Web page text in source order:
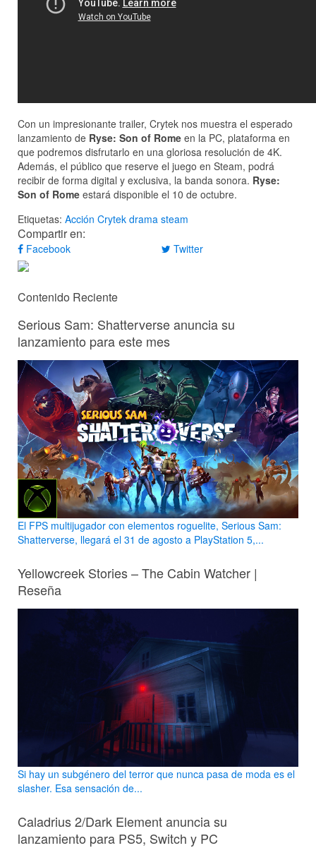
Con un impresionante trailer, Crytek nos muestra el esperado
lanzamiento de Ryse: Son of Rome en la PC, plataforma en
que podremos disfrutarlo en una gloriosa resolución de 4K.
Además, el público que reserve el juego en Steam, podrá
recibir de forma digital y exclusiva, la banda sonora. Ryse:
Son of Rome estará disponible el 10 de octubre.
Etiquetas: Acción Crytek drama steam
Compartir en:
Facebook Twitter
Contenido Reciente
Serious Sam: Shatterverse anuncia su
lanzamiento para este mes
El FPS multijugador con elementos roguelite, Serious Sam:
Shatterverse, llegará el 31 de agosto a PlayStation 5,...
Yellowcreek Stories – The Cabin Watcher |
Reseña
Si hay un subgénero del terror que nunca pasa de moda es el
slasher. Esa sensación de...
Caladrius 2/Dark Element anuncia su
lanzamiento para PS5, Switch y PC